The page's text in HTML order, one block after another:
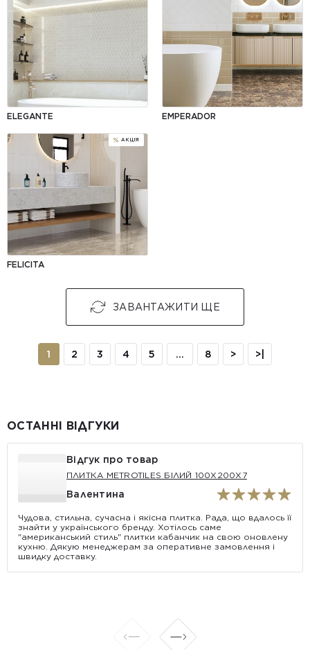
ELEGANTE EMPERADOR
FELICITA
ЗАВАНТАЖИТИ ЩЕ
1 2 3 4 5 ... 8 > >|
ОСТАННІ ВІДГУКИ
Відгук про товар
ПЛИТКА METROTILES БІЛИЙ 100X200X7
Валентина
Чудова, стильна, сучасна і якісна плитка. Рада, що вдалось її
знайти у українського бренду. Хотілось саме
"американський стиль" плитки кабанчик на свою оновлену
кухню. Дякую менеджерам за оперативне замовлення і
швидку доставку.